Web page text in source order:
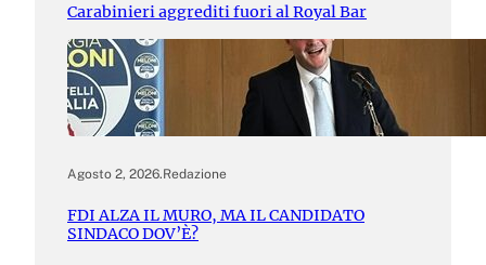
Carabinieri aggrediti fuori al Royal Bar
Agosto 2, 2026.Redazione
FDI ALZA IL MURO, MA IL CANDIDATO
SINDACO DOV’È?